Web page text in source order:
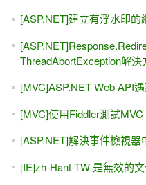
[ASP.NET]建立有浮水印的
ThreadAbortException解決
[MVC]ASP.NET Web API
[MVC]使用Fiddler測試
[ASP.NET]解決事件檢視
[IE]zh-Hant-TW 是無效的